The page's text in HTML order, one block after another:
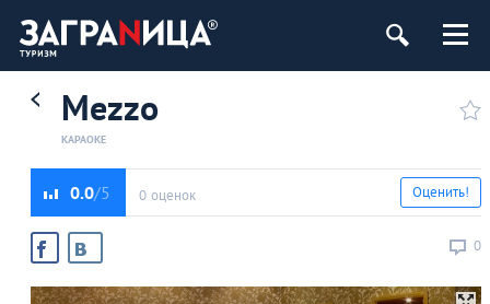
Mezzo
КАРАОКЕ
0.0 0 оценок
0
Оценить!